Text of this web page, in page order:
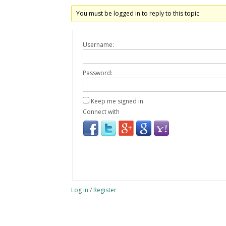
You must be logged in to reply to this topic.
Username:
Password:
Keep me signed in
Connect with
Log in / Register